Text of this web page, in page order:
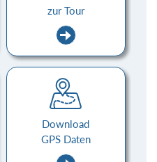
zur Tour
Download
GPS Daten